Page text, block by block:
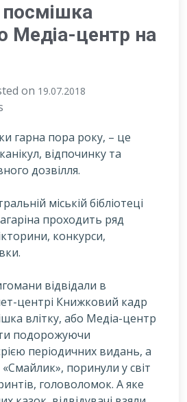
Медіа-центр на
on 19.07.2018
гарна пора року, – це
відпочинку та
дозвілля.
міській бібліотеці
проходить ряд
конкурси,
відвідали в
центрі Книжковий кадр
влітку, або Медіа-центр
подорожуючи
періодичних видань, а
поринули у світ
головоломок. А яке